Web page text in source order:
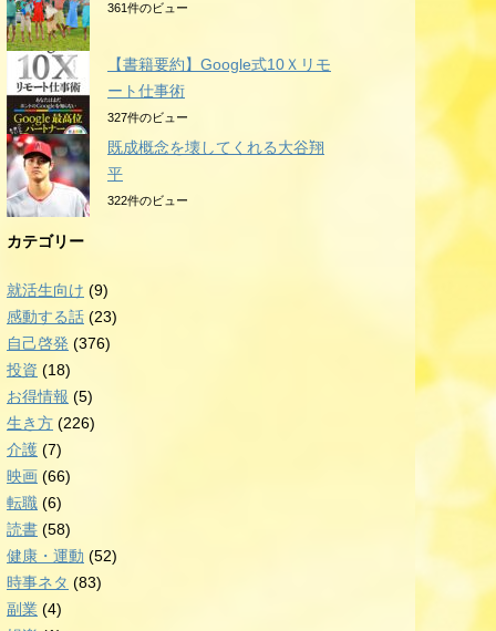
361件のビュー
【書籍要約】Google式10Ｘリモ
ート仕事術
327件のビュー
既成概念を壊してくれる大谷翔
平
322件のビュー
カテゴリー
就活生向け (9)
感動する話 (23)
自己啓発 (376)
投資 (18)
お得情報 (5)
生き方 (226)
介護 (7)
映画 (66)
転職 (6)
読書 (58)
健康・運動 (52)
時事ネタ (83)
副業 (4)